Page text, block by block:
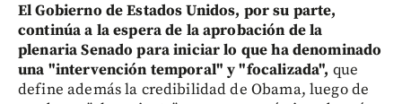
El Gobierno de Estados Unidos, por su parte,
continúa a la espera de la aprobación de la
plenaria Senado para iniciar lo que ha denominado
una "intervención temporal" y "focalizada", que
define además la credibilidad de Obama, luego de